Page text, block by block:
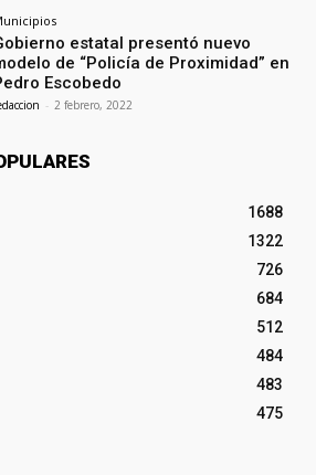
estatal presentó nuevo
de “Policía de Proximidad” en
Escobedo
- 2 febrero, 2022
1688
1322
726
684
512
484
483
475